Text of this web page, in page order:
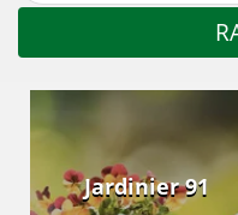
Jardinier 91